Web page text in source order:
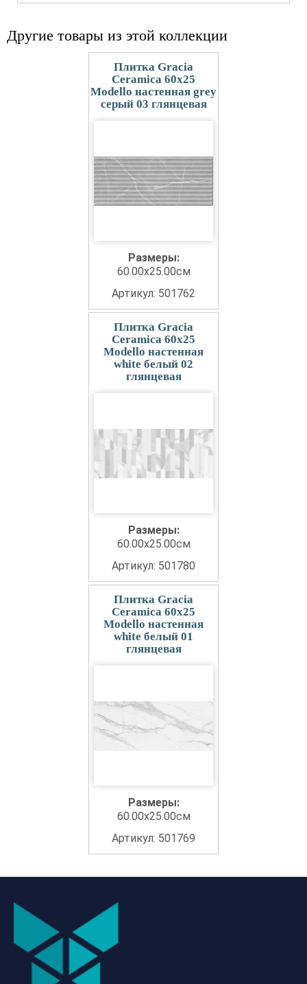
Другие товары из этой коллекции
Плитка Gracia
Ceramica 60x25
Modello настенная grey
серый 03 глянцевая
Размеры:
60.00x25.00см
Артикул: 501762
Плитка Gracia
Ceramica 60x25
Modello настенная
white белый 02
глянцевая
Размеры:
60.00x25.00см
Артикул: 501780
Плитка Gracia
Ceramica 60x25
Modello настенная
white белый 01
глянцевая
Размеры:
60.00x25.00см
Артикул: 501769